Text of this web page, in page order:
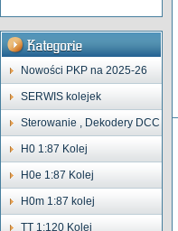
Nowości PKP na 2025-26
SERWIS kolejek
Sterowanie , Dekodery DCC
H0 1:87 Kolej
H0e 1:87 Kolej
H0m 1:87 kolej
TT 1:120 Kolej